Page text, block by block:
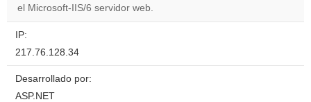
el Microsoft-IIS/6 servidor web.
IP:
217.76.128.34
Desarrollado por:
ASP.NET